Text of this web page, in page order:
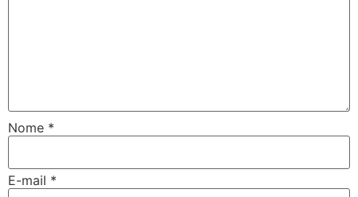
Nome *
E-mail *